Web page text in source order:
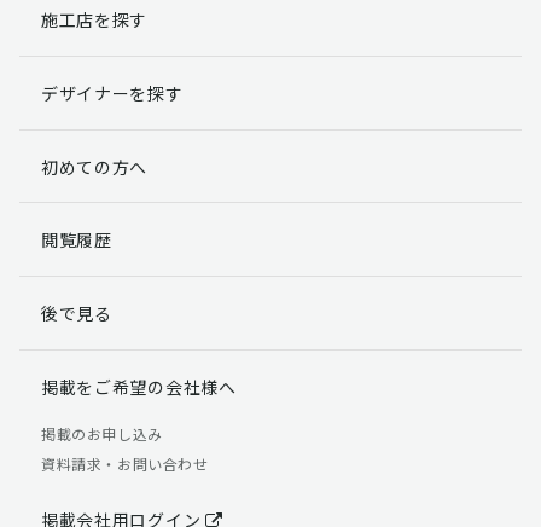
個人情報提出の任意性
す。
らかじめご了承ください。
個人情報の開示請求について
る権利があります。
「個人情報の取り扱いについて」
【お問合せ先】 個人情報問合せ窓口
TEL：03-5411-7891（平日9:00 ～ 18:00）
施工店を探す
デザイナーを探す
初めての方へ
閲覧履歴
後で見る
掲載をご希望の会社様へ
掲載のお申し込み
資料請求・お問い合わせ
掲載会社用ログイン